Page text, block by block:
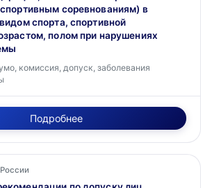
соревнованиям) в
спорта, спортивной
полом при нарушениях
комиссия, допуск, заболевания
Подробнее